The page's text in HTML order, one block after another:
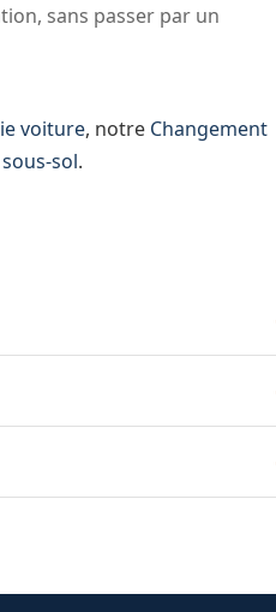
sans passer par un
voiture, notre Changement
sol.
de traction.